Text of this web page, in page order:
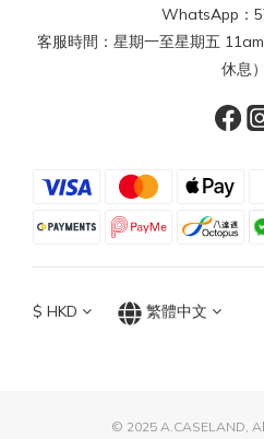
WhatsApp：
客服時間：星期一至星期五
休息）
$ HKD 繁體中文
© 2025 A.CASELAND,